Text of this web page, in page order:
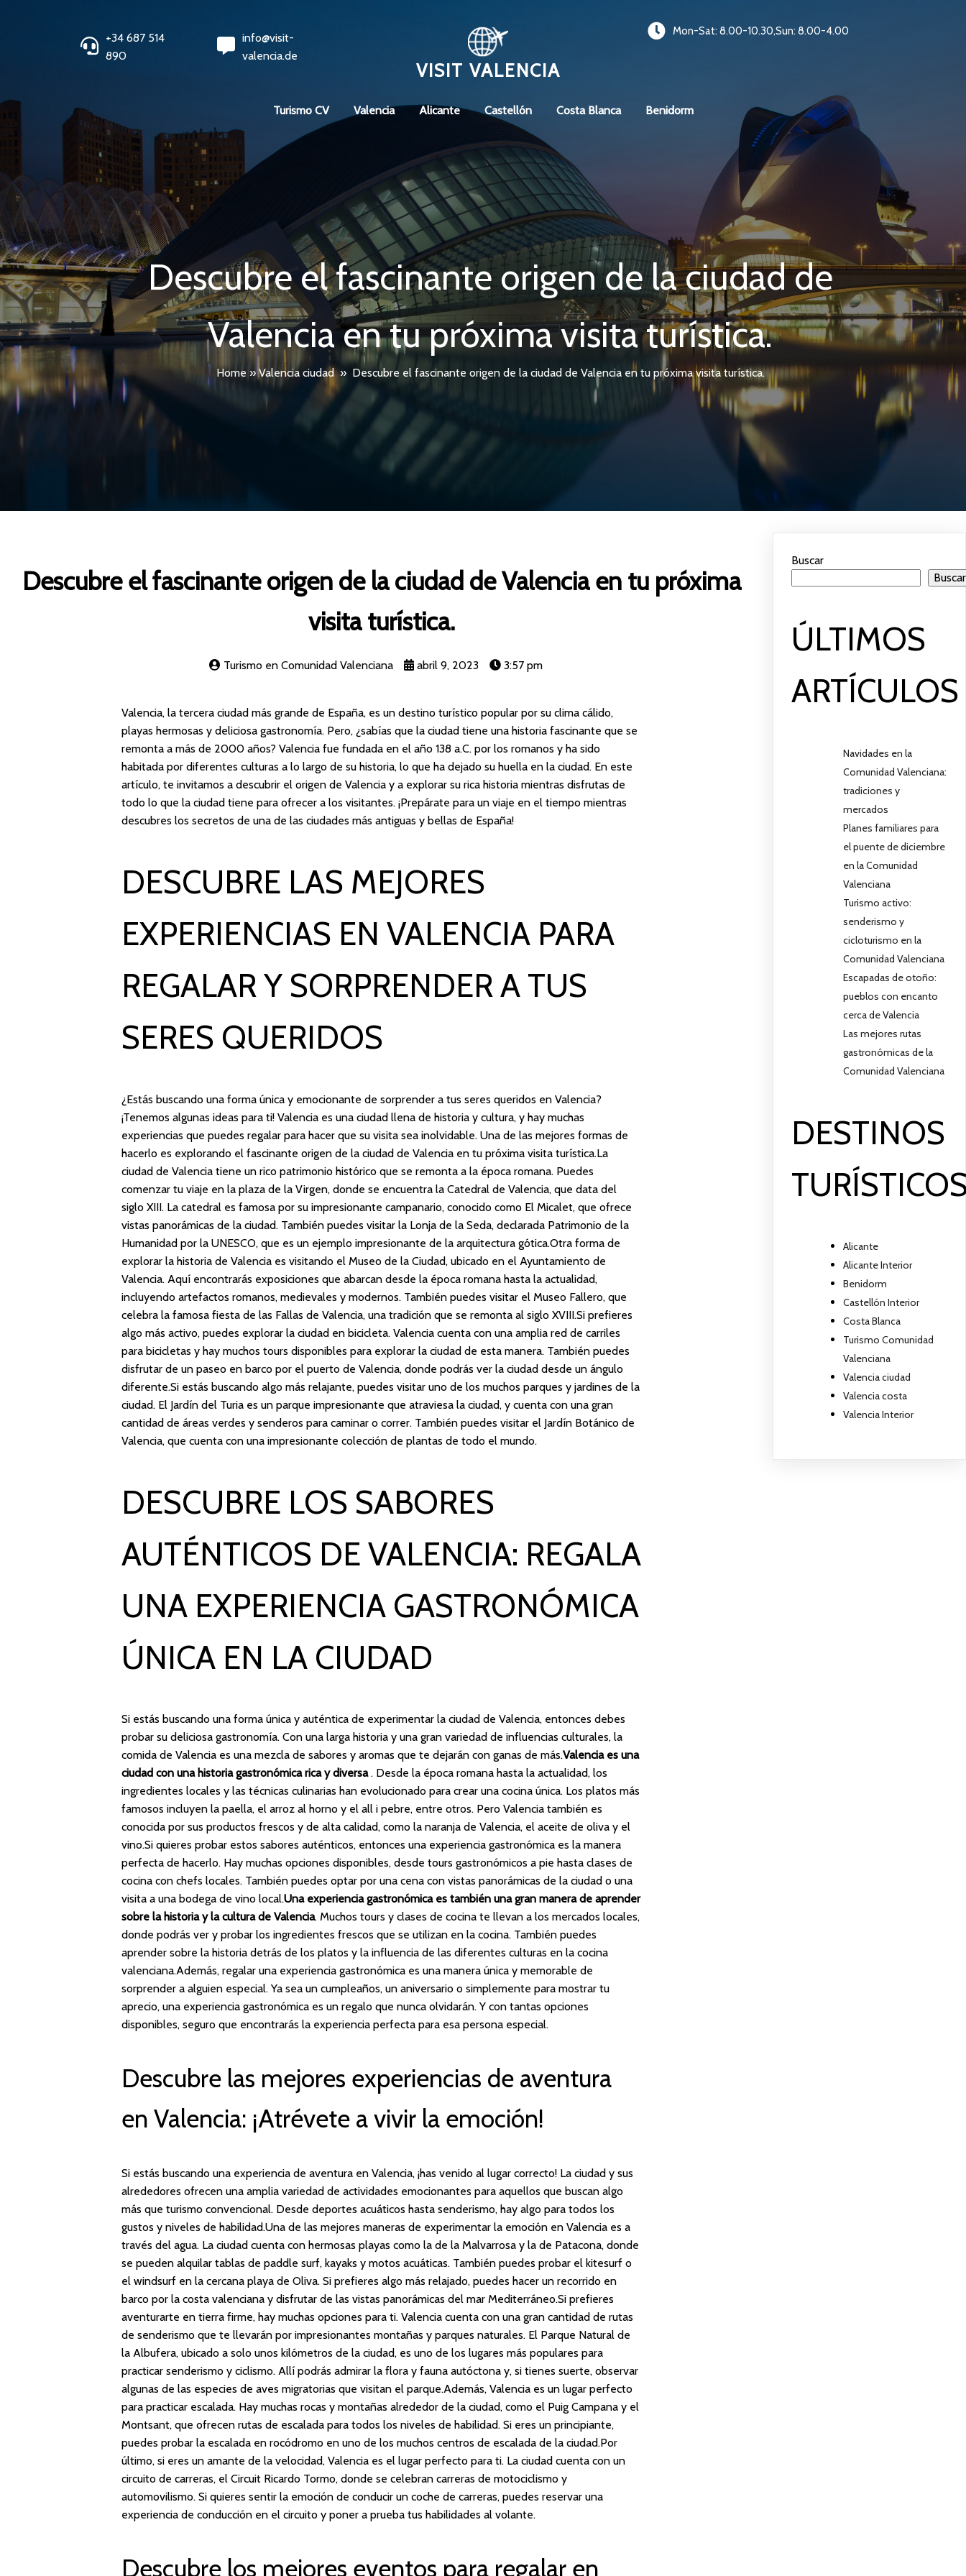
+34 687 514
890
info@visit-
valencia.de
VISIT VALENCIA
Mon-Sat: 8.00-10.30,Sun: 8.00-4.00
Turismo CV Valencia Alicante Castellón Costa Blanca Benidorm
Descubre el fascinante origen de la ciudad de
Valencia en tu próxima visita turística.
Home »Valencia ciudad » Descubre el fascinante origen de la ciudad de Valencia en tu próxima visita turística.
Descubre el fascinante origen de la ciudad de Valencia en tu próxima
visita turística.
Turismo en Comunidad Valenciana abril 9, 2023 3:57 pm
Valencia, la tercera ciudad más grande de España, es un destino turístico popular por su clima cálido,
playas hermosas y deliciosa gastronomía. Pero, ¿sabías que la ciudad tiene una historia fascinante que se
remonta a más de 2000 años? Valencia fue fundada en el año 138 a.C. por los romanos y ha sido
habitada por diferentes culturas a lo largo de su historia, lo que ha dejado su huella en la ciudad. En este
artículo, te invitamos a descubrir el origen de Valencia y a explorar su rica historia mientras disfrutas de
todo lo que la ciudad tiene para ofrecer a los visitantes. ¡Prepárate para un viaje en el tiempo mientras
descubres los secretos de una de las ciudades más antiguas y bellas de España!
DESCUBRE LAS MEJORES
EXPERIENCIAS EN VALENCIA PARA
REGALAR Y SORPRENDER A TUS
SERES QUERIDOS
¿Estás buscando una forma única y emocionante de sorprender a tus seres queridos en Valencia?
¡Tenemos algunas ideas para ti! Valencia es una ciudad llena de historia y cultura, y hay muchas
experiencias que puedes regalar para hacer que su visita sea inolvidable. Una de las mejores formas de
hacerlo es explorando el fascinante origen de la ciudad de Valencia en tu próxima visita turística.La
ciudad de Valencia tiene un rico patrimonio histórico que se remonta a la época romana. Puedes
comenzar tu viaje en la plaza de la Virgen, donde se encuentra la Catedral de Valencia, que data del
siglo XIII. La catedral es famosa por su impresionante campanario, conocido como El Micalet, que ofrece
vistas panorámicas de la ciudad. También puedes visitar la Lonja de la Seda, declarada Patrimonio de la
Humanidad por la UNESCO, que es un ejemplo impresionante de la arquitectura gótica.Otra forma de
explorar la historia de Valencia es visitando el Museo de la Ciudad, ubicado en el Ayuntamiento de
Valencia. Aquí encontrarás exposiciones que abarcan desde la época romana hasta la actualidad,
incluyendo artefactos romanos, medievales y modernos. También puedes visitar el Museo Fallero, que
celebra la famosa fiesta de las Fallas de Valencia, una tradición que se remonta al siglo XVIII.Si prefieres
algo más activo, puedes explorar la ciudad en bicicleta. Valencia cuenta con una amplia red de carriles
para bicicletas y hay muchos tours disponibles para explorar la ciudad de esta manera. También puedes
disfrutar de un paseo en barco por el puerto de Valencia, donde podrás ver la ciudad desde un ángulo
diferente.Si estás buscando algo más relajante, puedes visitar uno de los muchos parques y jardines de la
ciudad. El Jardín del Turia es un parque impresionante que atraviesa la ciudad, y cuenta con una gran
cantidad de áreas verdes y senderos para caminar o correr. También puedes visitar el Jardín Botánico de
Valencia, que cuenta con una impresionante colección de plantas de todo el mundo.
DESCUBRE LOS SABORES
AUTÉNTICOS DE VALENCIA: REGALA
UNA EXPERIENCIA GASTRONÓMICA
ÚNICA EN LA CIUDAD
Si estás buscando una forma única y auténtica de experimentar la ciudad de Valencia, entonces debes
probar su deliciosa gastronomía. Con una larga historia y una gran variedad de influencias culturales, la
comida de Valencia es una mezcla de sabores y aromas que te dejarán con ganas de más.Valencia es una
ciudad con una historia gastronómica rica y diversa. Desde la época romana hasta la actualidad, los
ingredientes locales y las técnicas culinarias han evolucionado para crear una cocina única. Los platos más
famosos incluyen la paella, el arroz al horno y el all i pebre, entre otros. Pero Valencia también es
conocida por sus productos frescos y de alta calidad, como la naranja de Valencia, el aceite de oliva y el
vino.Si quieres probar estos sabores auténticos, entonces una experiencia gastronómica es la manera
perfecta de hacerlo. Hay muchas opciones disponibles, desde tours gastronómicos a pie hasta clases de
cocina con chefs locales. También puedes optar por una cena con vistas panorámicas de la ciudad o una
visita a una bodega de vino local.Una experiencia gastronómica es también una gran manera de aprender
sobre la historia y la cultura de Valencia. Muchos tours y clases de cocina te llevan a los mercados locales,
donde podrás ver y probar los ingredientes frescos que se utilizan en la cocina. También puedes
aprender sobre la historia detrás de los platos y la influencia de las diferentes culturas en la cocina
valenciana.Además, regalar una experiencia gastronómica es una manera única y memorable de
sorprender a alguien especial. Ya sea un cumpleaños, un aniversario o simplemente para mostrar tu
aprecio, una experiencia gastronómica es un regalo que nunca olvidarán. Y con tantas opciones
disponibles, seguro que encontrarás la experiencia perfecta para esa persona especial.
Descubre las mejores experiencias de aventura
en Valencia: ¡Atrévete a vivir la emoción!
Si estás buscando una experiencia de aventura en Valencia, ¡has venido al lugar correcto! La ciudad y sus
alrededores ofrecen una amplia variedad de actividades emocionantes para aquellos que buscan algo
más que turismo convencional. Desde deportes acuáticos hasta senderismo, hay algo para todos los
gustos y niveles de habilidad.Una de las mejores maneras de experimentar la emoción en Valencia es a
través del agua. La ciudad cuenta con hermosas playas como la de la Malvarrosa y la de Patacona, donde
se pueden alquilar tablas de paddle surf, kayaks y motos acuáticas. También puedes probar el kitesurf o
el windsurf en la cercana playa de Oliva. Si prefieres algo más relajado, puedes hacer un recorrido en
barco por la costa valenciana y disfrutar de las vistas panorámicas del mar Mediterráneo.Si prefieres
aventurarte en tierra firme, hay muchas opciones para ti. Valencia cuenta con una gran cantidad de rutas
de senderismo que te llevarán por impresionantes montañas y parques naturales. El Parque Natural de
la Albufera, ubicado a solo unos kilómetros de la ciudad, es uno de los lugares más populares para
practicar senderismo y ciclismo. Allí podrás admirar la flora y fauna autóctona y, si tienes suerte, observar
algunas de las especies de aves migratorias que visitan el parque.Además, Valencia es un lugar perfecto
para practicar escalada. Hay muchas rocas y montañas alrededor de la ciudad, como el Puig Campana y el
Montsant, que ofrecen rutas de escalada para todos los niveles de habilidad. Si eres un principiante,
puedes probar la escalada en rocódromo en uno de los muchos centros de escalada de la ciudad.Por
último, si eres un amante de la velocidad, Valencia es el lugar perfecto para ti. La ciudad cuenta con un
circuito de carreras, el Circuit Ricardo Tormo, donde se celebran carreras de motociclismo y
automovilismo. Si quieres sentir la emoción de conducir un coche de carreras, puedes reservar una
experiencia de conducción en el circuito y poner a prueba tus habilidades al volante.
Descubre los mejores eventos para regalar en
Buscar
Buscar
ÚLTIMOS
ARTÍCULOS
Navidades en la
Comunidad Valenciana:
tradiciones y
mercados
Planes familiares para
el puente de diciembre
en la Comunidad
Valenciana
Turismo activo:
senderismo y
cicloturismo en la
Comunidad Valenciana
Escapadas de otoño:
pueblos con encanto
cerca de Valencia
Las mejores rutas
gastronómicas de la
Comunidad Valenciana
DESTINOS
Alicante
Alicante Interior
Benidorm
Castellón Interior
Costa Blanca
Turismo Comunidad
Valenciana
Valencia ciudad
Valencia costa
Valencia Interior